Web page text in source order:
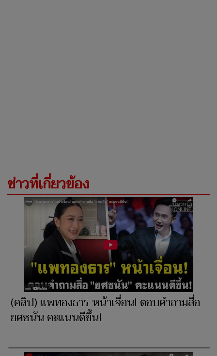
ข่าวที่เกี่ยวข้อง
(คลิป) แพทองธาร หน้าเจื่อน! ตอบคำถามสื่อ
ยศชนัน คะแนนดีขึ้น!